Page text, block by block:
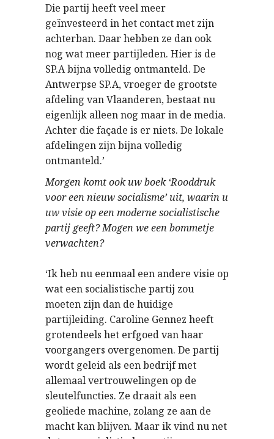
Die partij heeft veel meer
geïnvesteerd in het contact met zijn
achterban. Daar hebben ze dan ook
nog wat meer partijleden. Hier is de
SP.A bijna volledig ontmanteld. De
Antwerpse SP.A, vroeger de grootste
afdeling van Vlaanderen, bestaat nu
eigenlijk alleen nog maar in de media.
Achter die façade is er niets. De lokale
afdelingen zijn bijna volledig
ontmanteld.’
Morgen komt ook uw boek ‘Rooddruk
voor een nieuw socialisme’ uit, waarin u
uw visie op een moderne socialistische
partij geeft? Mogen we een bommetje
verwachten?
‘Ik heb nu eenmaal een andere visie op
wat een socialistische partij zou
moeten zijn dan de huidige
partijleiding. Caroline Gennez heeft
grotendeels het erfgoed van haar
voorgangers overgenomen. De partij
wordt geleid als een bedrijf met
allemaal vertrouwelingen op de
sleutelfuncties. Ze draait als een
geoliede machine, zolang ze aan de
macht kan blijven. Maar ik vind nu net